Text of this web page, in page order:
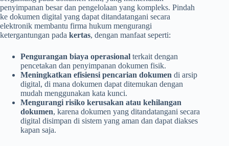
penyimpanan besar dan pengelolaan yang kompleks. Pindah
ke dokumen digital yang dapat ditandatangani secara
elektronik membantu firma hukum mengurangi
ketergantungan pada kertas, dengan manfaat seperti:
Pengurangan biaya operasional terkait dengan
pencetakan dan penyimpanan dokumen fisik.
Meningkatkan efisiensi pencarian dokumen di arsip
digital, di mana dokumen dapat ditemukan dengan
mudah menggunakan kata kunci.
Mengurangi risiko kerusakan atau kehilangan
dokumen, karena dokumen yang ditandatangani secara
digital disimpan di sistem yang aman dan dapat diakses
kapan saja.